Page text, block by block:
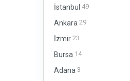
İstanbul 49
Ankara 29
İzmir 23
Bursa 14
Adana 3